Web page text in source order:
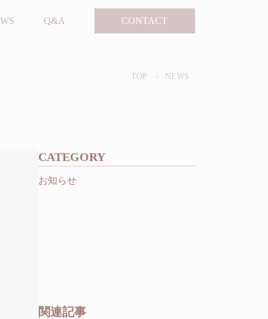
Q&A CONTACT
TOP NEWS
CATEGORY
お知らせ
関連記事